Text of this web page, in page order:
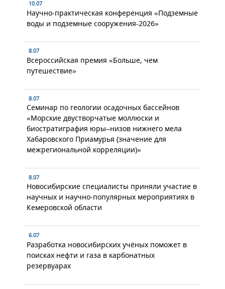
10.07
Научно-практическая конференция «Подземные
воды и подземные сооружения-2026»
8.07
Всероссийская премия «Больше, чем
путешествие»
8.07
Семинар по геологии осадочных бассейнов
«Морские двустворчатые моллюски и
биостратиграфия юры–низов нижнего мела
Хабаровского Приамурья (значение для
межрегиональной корреляции)»
8.07
Новосибирские специалисты приняли участие в
научных и научно-популярных мероприятиях в
Кемеровской области
6.07
Разработка новосибирских учёных поможет в
поисках нефти и газа в карбонатных
резервуарах